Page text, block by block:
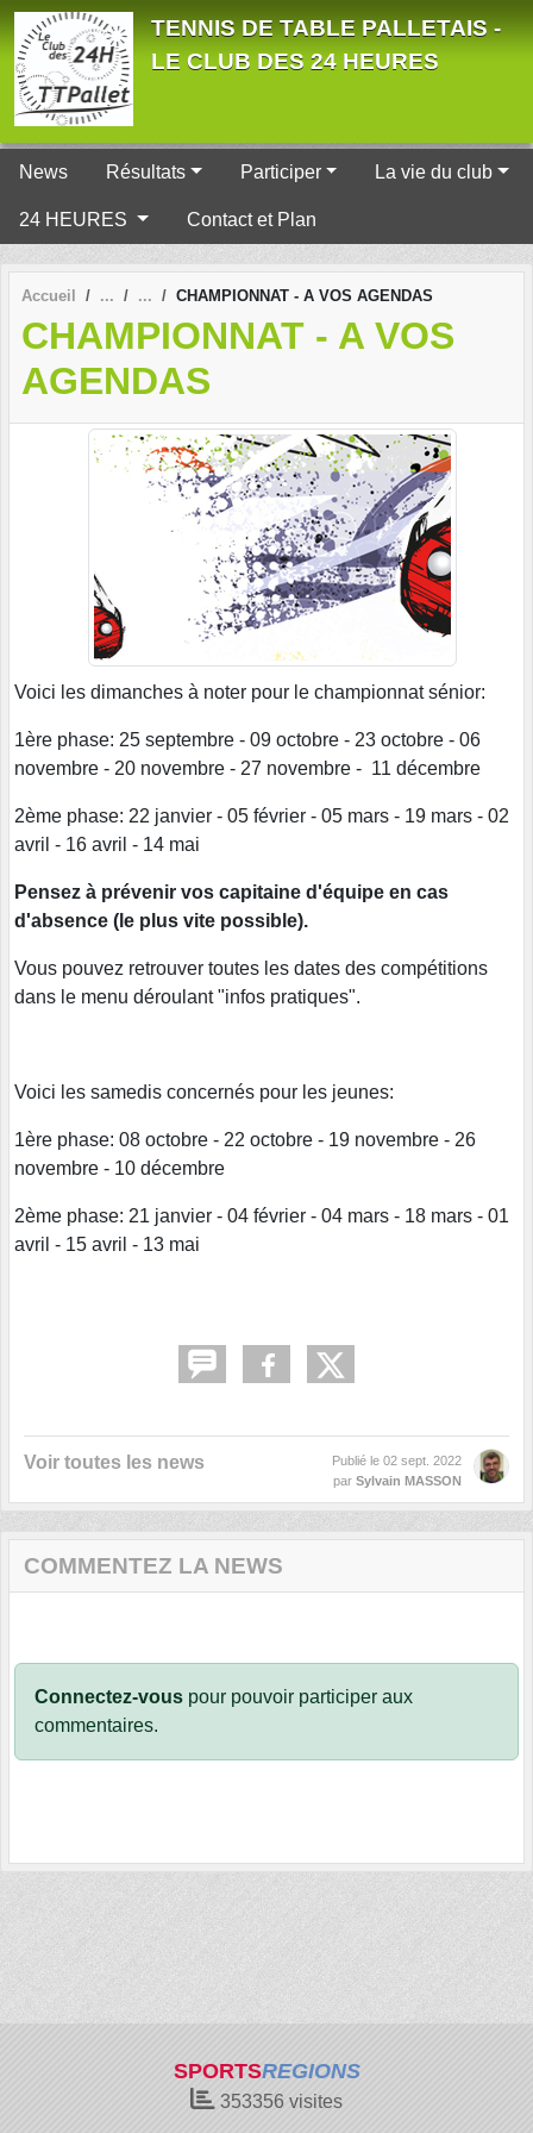
TENNIS DE TABLE PALLETAIS -
LE CLUB DES 24 HEURES
News Résultats Participer La vie du club
24 HEURES Contact et Plan
Accueil CHAMPIONNAT - A VOS AGENDAS
CHAMPIONNAT - A VOS
AGENDAS
Voici les dimanches à noter pour le championnat sénior:
1ère phase: 25 septembre - 09 octobre - 23 octobre - 06
novembre - 20 novembre - 27 novembre - 11 décembre
2ème phase: 22 janvier - 05 février - 05 mars - 19 mars - 02
avril - 16 avril - 14 mai
Pensez à prévenir vos capitaine d'équipe en cas
d'absence (le plus vite possible).
Vous pouvez retrouver toutes les dates des compétitions
dans le menu déroulant "infos pratiques".
Voici les samedis concernés pour les jeunes:
1ère phase: 08 octobre - 22 octobre - 19 novembre - 26
novembre - 10 décembre
2ème phase: 21 janvier - 04 février - 04 mars - 18 mars - 01
avril - 15 avril - 13 mai
Voir toutes les news Publié le 02 sept. 2022
par Sylvain MASSON
COMMENTEZ LA NEWS
Connectez-vous pour pouvoir participer aux
commentaires.
SPORTSREGIONS
353356 visites
Panneau de gestion des cookies